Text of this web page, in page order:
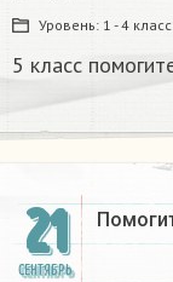
Уровень: 1 - 4 класс
5 класс
21
СЕНТЯБРЬ